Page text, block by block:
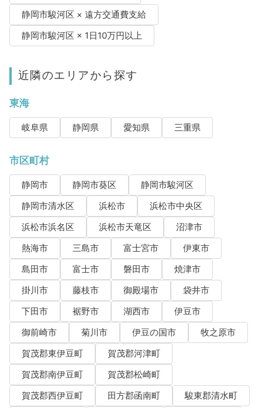
静岡市駿河区 × 遠方交通費支給
静岡市駿河区 × 1日10万円以上
近隣のエリアから探す
東海
岐阜県 静岡県 愛知県 三重県
市区町村
静岡市 静岡市葵区
静岡市駿河区
静岡市清水区
浜松市
浜松市中央区
浜松市浜名区
浜松市天竜区
沼津市
熱海市
三島市 富士宮市
伊東市
島田市
富士市 磐田市
焼津市
掛川市
藤枝市 御殿場市
袋井市
下田市
裾野市 湖西市
伊豆市
御前崎市
菊川市 伊豆の国市
牧之原市
賀茂郡東伊豆町
賀茂郡河津町
賀茂郡南伊豆町
賀茂郡松崎町
賀茂郡西伊豆町
田方郡函南町
駿東郡清水町